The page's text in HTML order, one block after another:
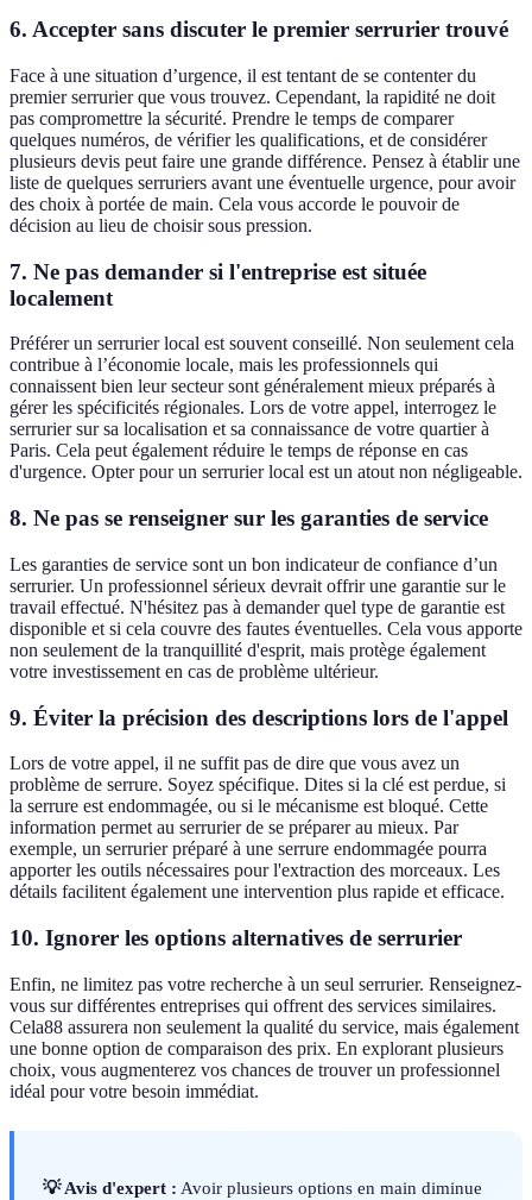
6. Accepter sans discuter le premier serrurier trouvé
Face à une situation d’urgence, il est tentant de se contenter du
premier serrurier que vous trouvez. Cependant, la rapidité ne doit
pas compromettre la sécurité. Prendre le temps de comparer
quelques numéros, de vérifier les qualifications, et de considérer
plusieurs devis peut faire une grande différence. Pensez à établir une
liste de quelques serruriers avant une éventuelle urgence, pour avoir
des choix à portée de main. Cela vous accorde le pouvoir de
décision au lieu de choisir sous pression.
7. Ne pas demander si l'entreprise est située
localement
Préférer un serrurier local est souvent conseillé. Non seulement cela
contribue à l’économie locale, mais les professionnels qui
connaissent bien leur secteur sont généralement mieux préparés à
gérer les spécificités régionales. Lors de votre appel, interrogez le
serrurier sur sa localisation et sa connaissance de votre quartier à
Paris. Cela peut également réduire le temps de réponse en cas
d'urgence. Opter pour un serrurier local est un atout non négligeable.
8. Ne pas se renseigner sur les garanties de service
Les garanties de service sont un bon indicateur de confiance d’un
serrurier. Un professionnel sérieux devrait offrir une garantie sur le
travail effectué. N'hésitez pas à demander quel type de garantie est
disponible et si cela couvre des fautes éventuelles. Cela vous apporte
non seulement de la tranquillité d'esprit, mais protège également
votre investissement en cas de problème ultérieur.
9. Éviter la précision des descriptions lors de l'appel
Lors de votre appel, il ne suffit pas de dire que vous avez un
problème de serrure. Soyez spécifique. Dites si la clé est perdue, si
la serrure est endommagée, ou si le mécanisme est bloqué. Cette
information permet au serrurier de se préparer au mieux. Par
exemple, un serrurier préparé à une serrure endommagée pourra
apporter les outils nécessaires pour l'extraction des morceaux. Les
détails facilitent également une intervention plus rapide et efficace.
10. Ignorer les options alternatives de serrurier
Enfin, ne limitez pas votre recherche à un seul serrurier. Renseignez-
vous sur différentes entreprises qui offrent des services similaires.
Cela88 assurera non seulement la qualité du service, mais également
une bonne option de comparaison des prix. En explorant plusieurs
choix, vous augmenterez vos chances de trouver un professionnel
idéal pour votre besoin immédiat.
💡 Avis d'expert : Avoir plusieurs options en main diminue